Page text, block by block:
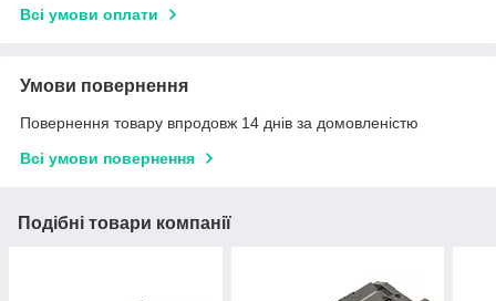
Всі умови оплати
Умови повернення
Повернення товару впродовж 14 днів за домовленістю
Всі умови повернення
Подібні товари компанії